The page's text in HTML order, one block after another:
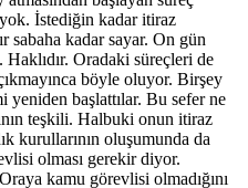
İstediğin kadar itiraz
sabaha kadar sayar. On gün
Oradaki süreçleri de
böyle oluyor. Birşey
yeniden başlattılar. Bu sefer ne
teşkili. Halbuki onun itiraz
kurullarının oluşumunda da
olması gerekir diyor.
kamu görevlisi olmadığını